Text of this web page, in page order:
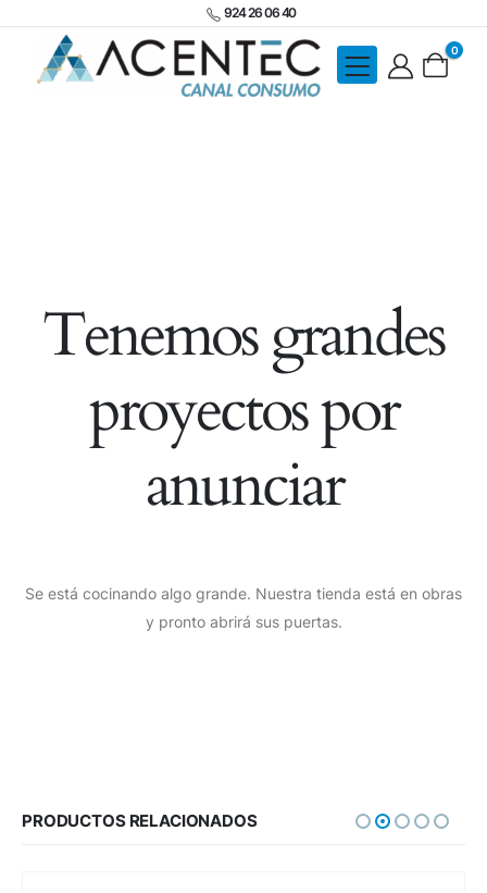
924 26 06 40
0
Tenemos grandes
proyectos por
anunciar
Se está cocinando algo grande. Nuestra tienda está en obras
y pronto abrirá sus puertas.
PRODUCTOS RELACIONADOS